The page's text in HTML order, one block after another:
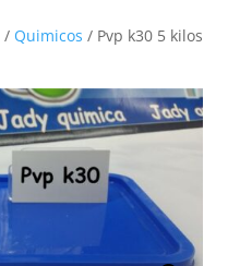
/ Quimicos / Pvp k30 5 kilos